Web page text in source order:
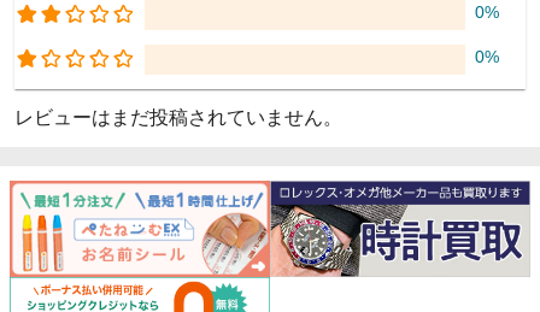
0%
0%
レビューはまだ投稿されていません。